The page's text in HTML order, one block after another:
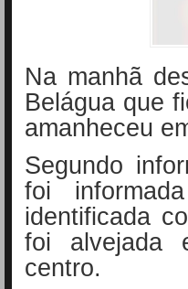
Na manhã
Belágua que
amanheceu
Segundo
foi
identificada
foi alvejada
centro.